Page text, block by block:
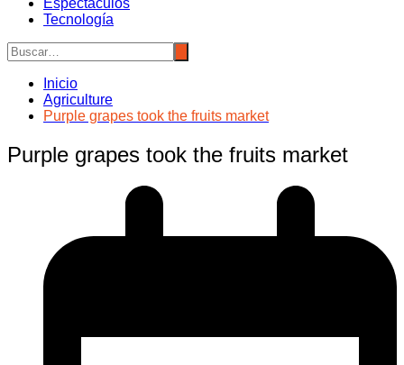
Espectáculos
Tecnología
Inicio
Agriculture
Purple grapes took the fruits market
Purple grapes took the fruits market